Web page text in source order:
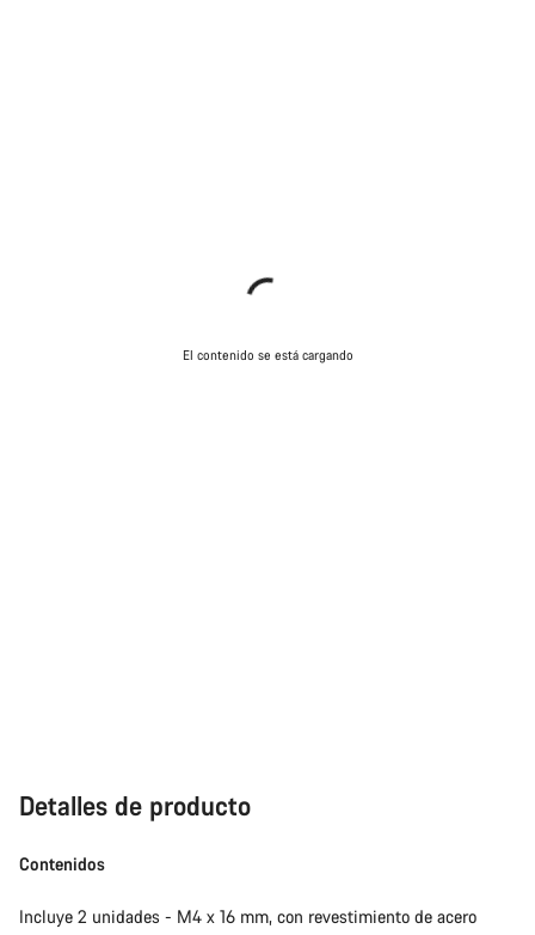
El contenido se está cargando
Detalles de producto
Contenidos
Incluye 2 unidades - M4 x 16 mm, con revestimiento de acero